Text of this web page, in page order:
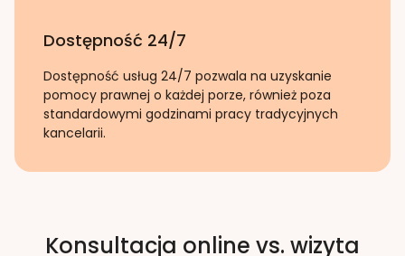
Dostępność 24/7
Dostępność usług 24/7 pozwala na uzyskanie
pomocy prawnej o każdej porze, również poza
standardowymi godzinami pracy tradycyjnych
kancelarii.
Konsultacja online vs. wizyta